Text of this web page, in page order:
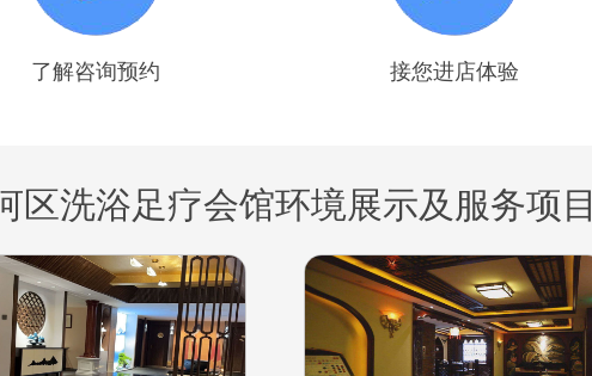
了解咨询预约 接您进店体验
区洗浴足疗会馆环境展示及服务项目